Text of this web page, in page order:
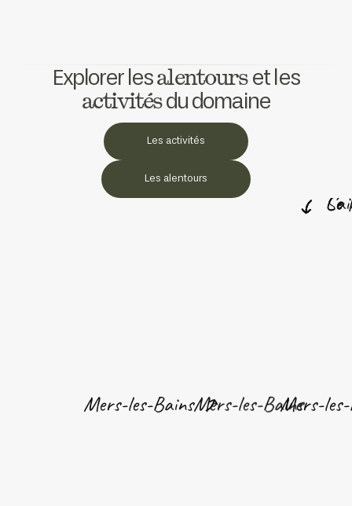
Explorer lesalentourset les
activitésdu domaine
Les activités
Les alentours
Mers-les-Bains
Le
Le
Mers-